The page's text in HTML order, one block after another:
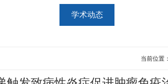
学术动态
当前位置：